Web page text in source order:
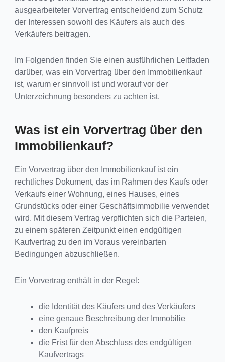
ausgearbeiteter Vorvertrag entscheidend zum Schutz
der Interessen sowohl des Käufers als auch des
Verkäufers beitragen.
Im Folgenden finden Sie einen ausführlichen Leitfaden
darüber, was ein Vorvertrag über den Immobilienkauf
ist, warum er sinnvoll ist und worauf vor der
Unterzeichnung besonders zu achten ist.
Was ist ein Vorvertrag über den
Immobilienkauf?
Ein Vorvertrag über den Immobilienkauf ist ein
rechtliches Dokument, das im Rahmen des Kaufs oder
Verkaufs einer Wohnung, eines Hauses, eines
Grundstücks oder einer Geschäftsimmobilie verwendet
wird. Mit diesem Vertrag verpflichten sich die Parteien,
zu einem späteren Zeitpunkt einen endgültigen
Kaufvertrag zu den im Voraus vereinbarten
Bedingungen abzuschließen.
Ein Vorvertrag enthält in der Regel:
die Identität des Käufers und des Verkäufers
eine genaue Beschreibung der Immobilie
den Kaufpreis
die Frist für den Abschluss des endgültigen
Kaufvertrags